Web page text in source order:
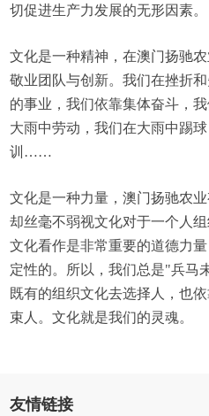
切促进生产力发展的无形因素。
文化是一种精神，在澳门扬驰
敬业团队与创新。我们在挫折
的事业，我们依靠集体奋斗，
大雨中劳动，我们在大雨中踢
训……
文化是一种力量，澳门扬驰农
却丝毫不弱视文化对于一个人
文化看作是非常重要的道德力
定性的。所以，我们总是"兵马
既有的组织文化去选择人，也
束人。文化就是我们的灵魂。
友情链接